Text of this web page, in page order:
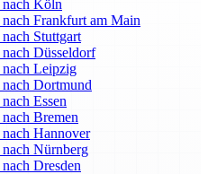
Köln
Frankfurt am Main
Stuttgart
Düsseldorf
Leipzig
Dortmund
Essen
Bremen
Hannover
Nürnberg
Dresden